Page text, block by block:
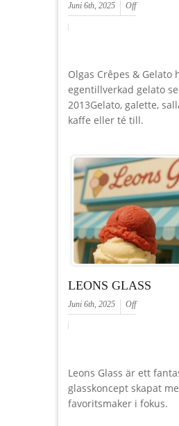
Juni 6th, 2025 Off
Olgas Crêpes & Gelato
egentillverkad gelato
2013Gelato, galette,
kaffe eller té till.
LEONS GLASS
Juni 6th, 2025 Off
Leons Glass är ett
glasskoncept skapat
favoritsmaker i fokus.